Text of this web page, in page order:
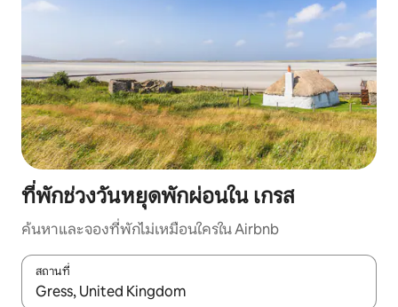
ที่พักช่วงวันหยุดพักผ่อนใน เกรส
ค้นหาและจองที่พักไม่เหมือนใครใน Airbnb
สถานที่
ใช้ลูกศรขึ้นลง หรือใช้การสัมผัสหรือปัด เพื่อสำรวจผลการค้นหา